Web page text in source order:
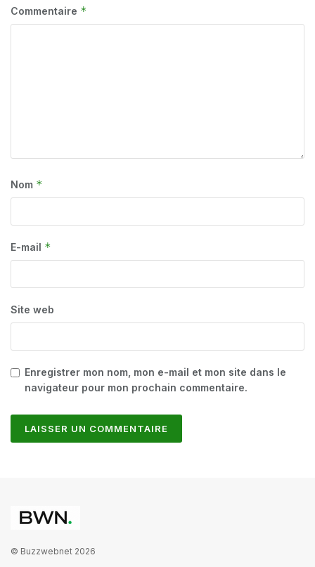
Commentaire *
Nom *
E-mail *
Site web
Enregistrer mon nom, mon e-mail et mon site dans le
navigateur pour mon prochain commentaire.
© Buzzwebnet 2026